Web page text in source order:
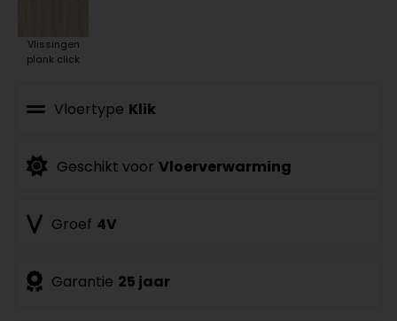
Vlissingen
plank click
Vloertype Klik
Geschikt voor Vloerverwarming
Groef 4V
Garantie 25 jaar